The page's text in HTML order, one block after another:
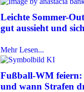
Leichte Sommer-
gut aussieht und
Mehr Lesen...
Fußball-WM feiern:
und wann Strafen